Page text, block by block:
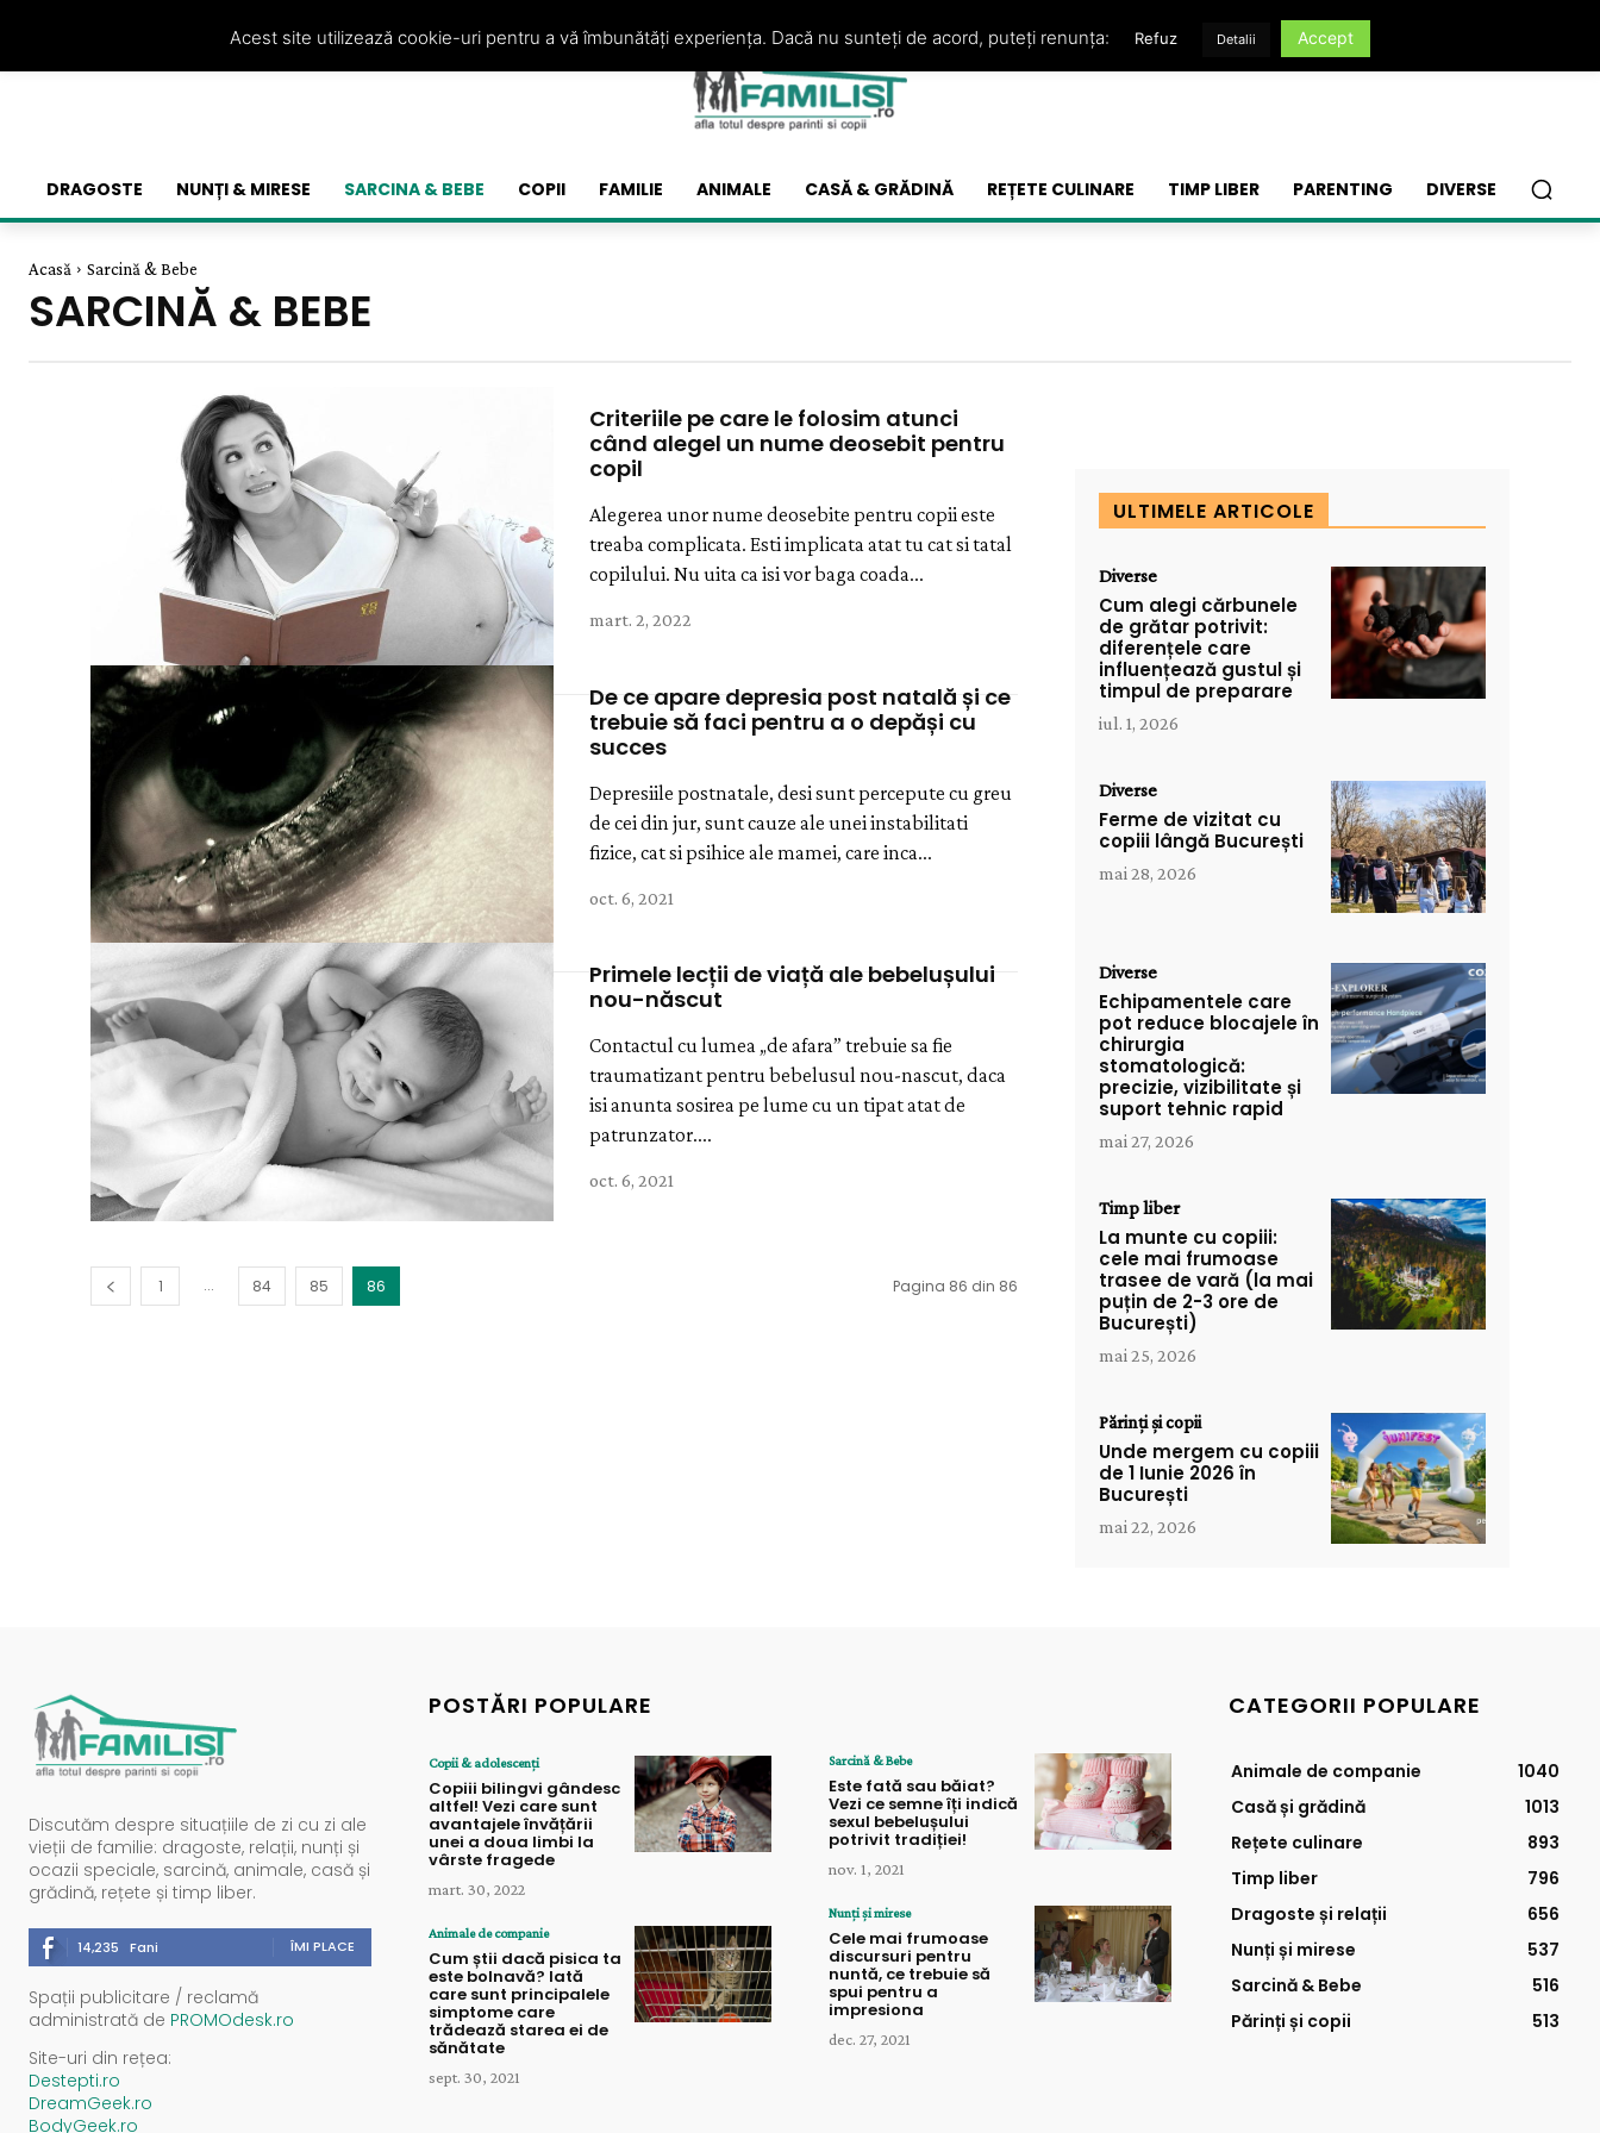
DRAGOSTE NUNȚI & MIRESE SARCINA & BEBE COPII FAMILIE ANIMALE CASĂ & GRĂDINĂ REȚETE CULINARE TIMP LIBER PARENTING DIVERSE
Acasă Sarcină & Bebe
SARCINĂ & BEBE
Criteriile pe care le folosim atunci
când alegel un nume deosebit pentru
copil
Alegerea unor nume deosebite pentru copii este
treaba complicata. Esti implicata atat tu cat si tatal
copilului. Nu uita ca isi vor baga coada...
mart. 2, 2022
De ce apare depresia post natală și ce
trebuie să faci pentru a o depăși cu
succes
Depresiile postnatale, desi sunt percepute cu greu
de cei din jur, sunt cauze ale unei instabilitati
fizice, cat si psihice ale mamei, care inca...
oct. 6, 2021
Primele lecții de viață ale bebelușului
nou-născut
Contactul cu lumea „de afara” trebuie sa fie
traumatizant pentru bebelusul nou-nascut, daca
isi anunta sosirea pe lume cu un tipat atat de
patrunzator....
oct. 6, 2021
1 ... 84 85 86 Pagina 86 din 86
ULTIMELE ARTICOLE
Diverse
Cum alegi cărbunele
de grătar potrivit:
diferențele care
influențează gustul și
timpul de preparare
iul. 1, 2026
Diverse
Ferme de vizitat cu
copiii lângă București
mai 28, 2026
Diverse
Echipamentele care
pot reduce blocajele în
chirurgia
stomatologică:
precizie, vizibilitate și
suport tehnic rapid
mai 27, 2026
Timp liber
La munte cu copiii:
cele mai frumoase
trasee de vară (la mai
puțin de 2-3 ore de
București)
mai 25, 2026
Părinți și copii
Unde mergem cu copiii
de 1 Iunie 2026 în
București
mai 22, 2026
Discutăm despre situațiile de zi cu zi ale
vieții de familie: dragoste, relații, nunți și
ocazii speciale, sarcină, animale, casă și
grădină, rețete și timp liber.
14,235 Fani ÎMI PLACE
Spații publicitare / reclamă
administrată de PROMOdesk.ro
Site-uri din rețea:
Destepti.ro
DreamGeek.ro
BodyGeek.ro
POSTĂRI POPULARE
Copii & adolescenți
Copiii bilingvi gândesc
altfel! Vezi care sunt
avantajele învățării
unei a doua limbi la
vârste fragede
mart. 30, 2022
Animale de companie
Cum știi dacă pisica ta
este bolnavă? Iată
care sunt principalele
simptome care
trădează starea ei de
sănătate
sept. 30, 2021
Sarcină & Bebe
Este fată sau băiat?
Vezi ce semne îți indică
sexul bebelușului
potrivit tradiției!
nov. 1, 2021
Nunți și mirese
Cele mai frumoase
discursuri pentru
nuntă, ce trebuie să
spui pentru a
impresiona
dec. 27, 2021
CATEGORII POPULARE
Animale de companie
1040
Casă și grădină
1013
Rețete culinare
893
Timp liber
796
Dragoste și relații
656
Nunți și mirese
537
Sarcină & Bebe
516
Părinți și copii
513
Acest site utilizează cookie-uri pentru a vă îmbunătăți experiența. Dacă nu sunteți de acord, puteți renunța: Refuz Detalii Accept